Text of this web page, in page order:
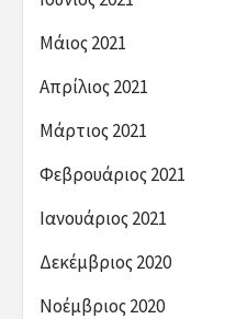
Μάιος 2021
Απρίλιος 2021
Μάρτιος 2021
Φεβρουάριος 2021
Ιανουάριος 2021
Δεκέμβριος 2020
Νοέμβριος 2020